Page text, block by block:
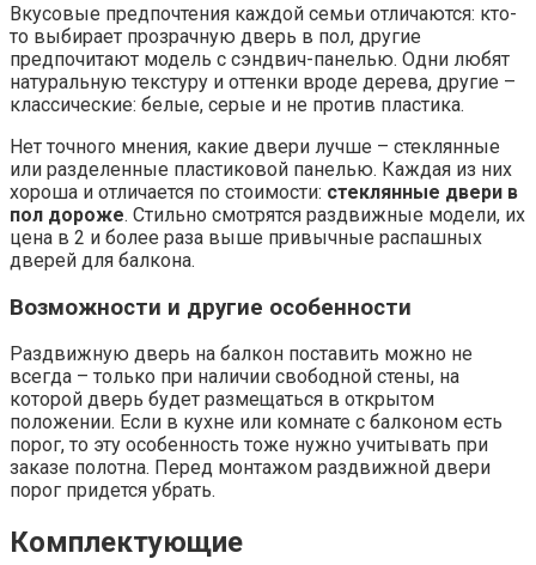
Вкусовые предпочтения каждой семьи отличаются: кто-
то выбирает прозрачную дверь в пол, другие
предпочитают модель с сэндвич-панелью. Одни любят
натуральную текстуру и оттенки вроде дерева, другие –
классические: белые, серые и не против пластика.
Нет точного мнения, какие двери лучше – стеклянные
или разделенные пластиковой панелью. Каждая из них
хороша и отличается по стоимости: стеклянные двери в
пол дороже. Стильно смотрятся раздвижные модели, их
цена в 2 и более раза выше привычные распашных
дверей для балкона.
Возможности и другие особенности
Раздвижную дверь на балкон поставить можно не
всегда – только при наличии свободной стены, на
которой дверь будет размещаться в открытом
положении. Если в кухне или комнате с балконом есть
порог, то эту особенность тоже нужно учитывать при
заказе полотна. Перед монтажом раздвижной двери
порог придется убрать.
Комплектующие